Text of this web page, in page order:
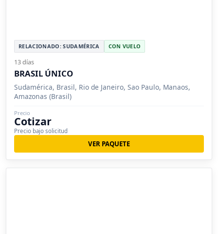
RELACIONADO: SUDAMÉRICA CON VUELO
13 días
BRASIL ÚNICO
Sudamérica, Brasil, Rio de Janeiro, Sao Paulo, Manaos,
Amazonas (Brasil)
Precio
Cotizar
Precio bajo solicitud
VER PAQUETE